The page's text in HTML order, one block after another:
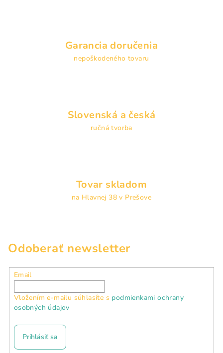
y
v
ý
u
Garancia doručenia
nepoškodeného tovaru
Slovenská a česká
ručná tvorba
Tovar skladom
na Hlavnej 38 v Prešove
Odoberať newsletter
Email
Vložením e-mailu súhlasíte s podmienkami ochrany
osobných údajov
Prihlásiť sa